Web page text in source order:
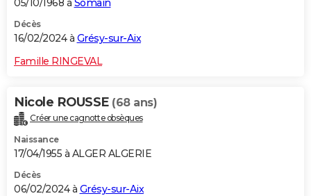
05/10/1968 à Somain
Décès
16/02/2024 à Grésy-sur-Aix
Famille RINGEVAL
Nicole ROUSSE (68 ans)
Créer une cagnotte obsèques
Naissance
17/04/1955 à ALGER ALGERIE
Décès
06/02/2024 à Grésy-sur-Aix